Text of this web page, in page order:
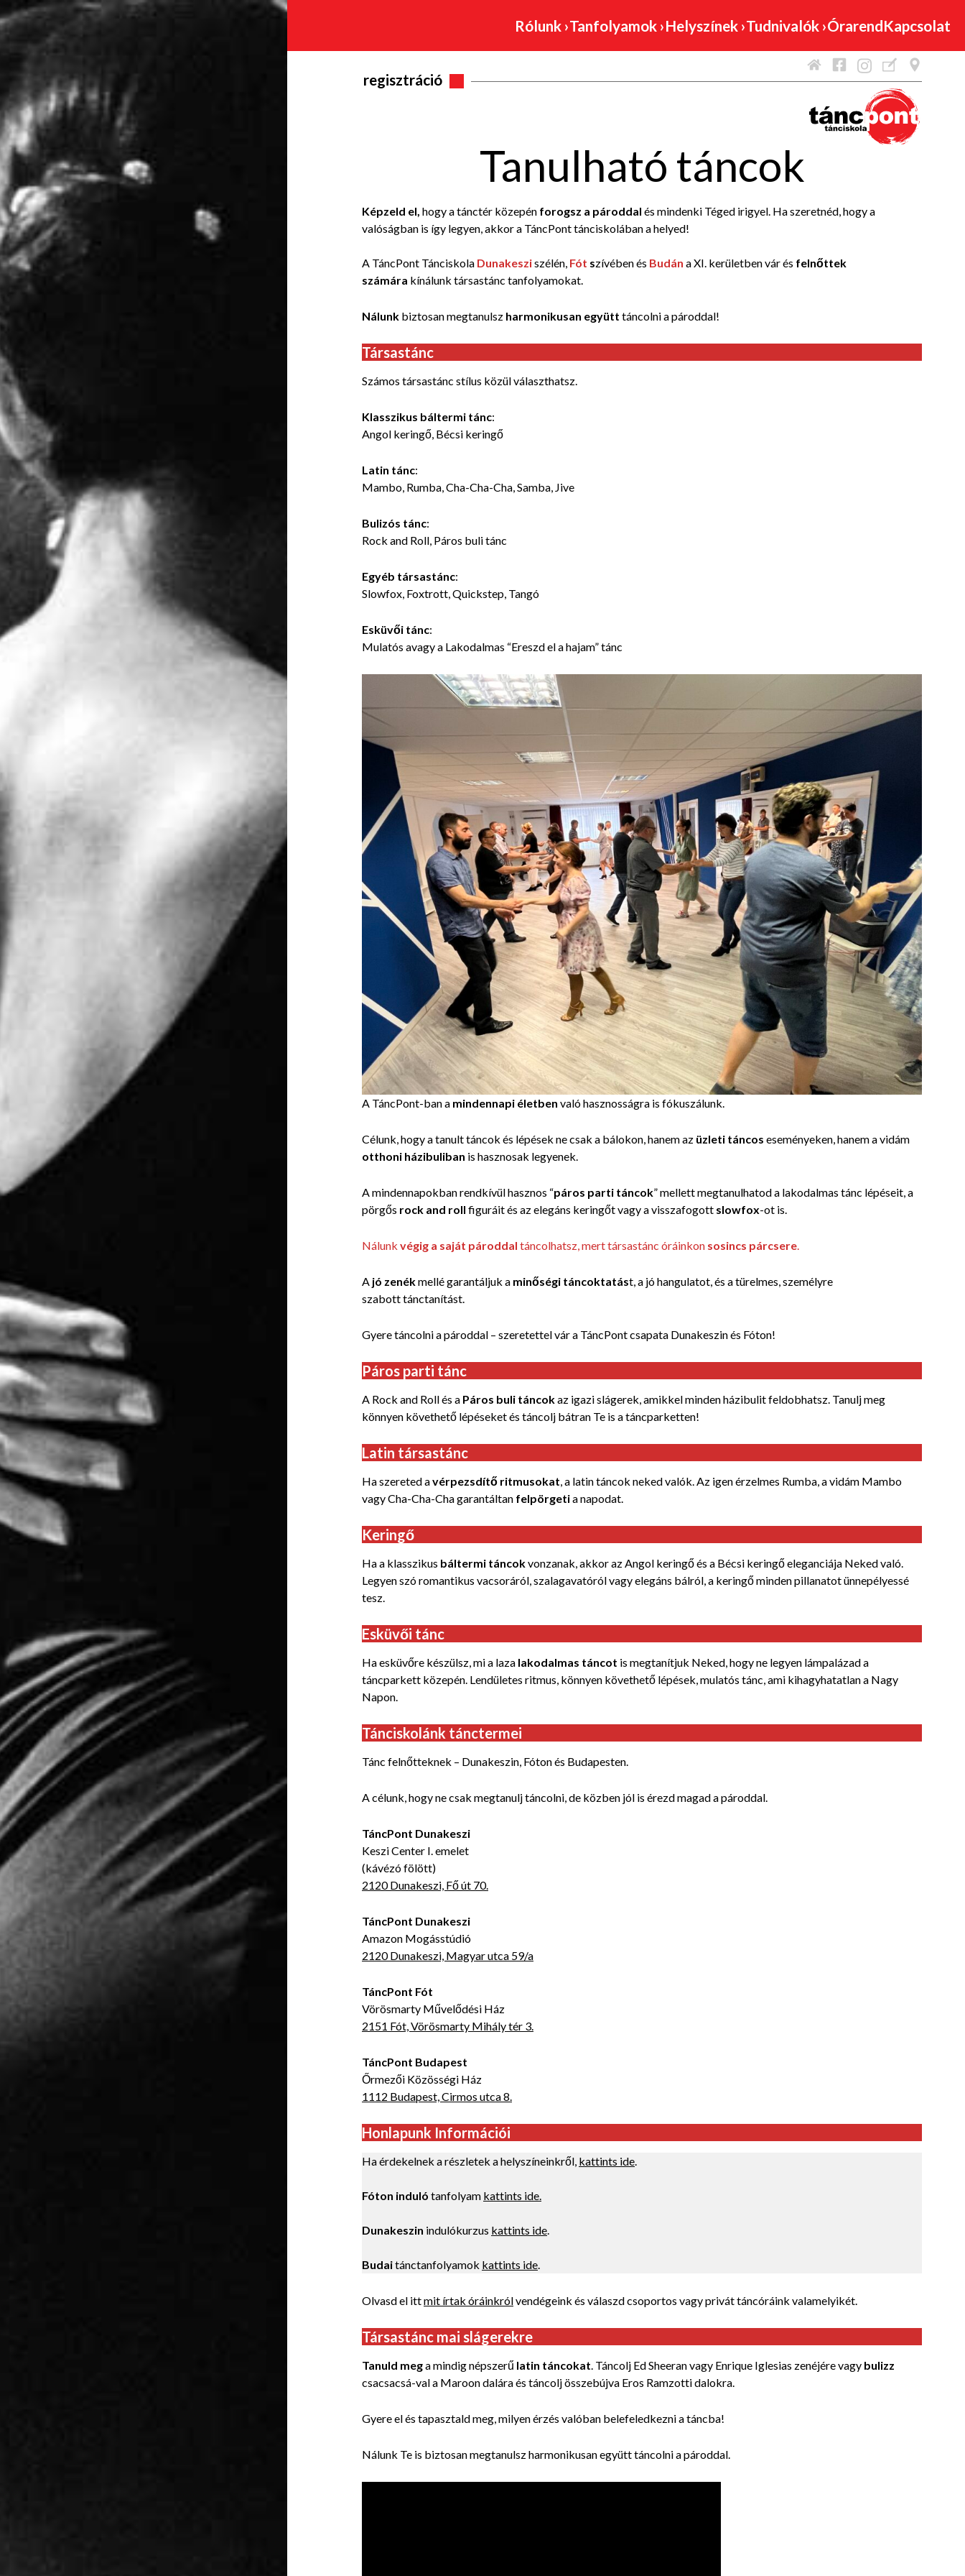
Rólunk ›Tanfolyamok ›Helyszínek ›Tudnivalók ›ÓrarendKapcsolat
regisztráció
Tanulható táncok
Képzeld el, hogy a tánctér közepén forogsz a pároddal és mindenki Téged irigyel. Ha szeretnéd, hogy a
valóságban is így legyen, akkor a TáncPont tánciskolában a helyed!
A TáncPont Tánciskola Dunakesziszélén, Fót szívében és Budán a XI. kerületben vár és felnőttek
számára kínálunk társastánc tanfolyamokat.
Nálunk biztosan megtanulsz harmonikusan együtt táncolni a pároddal!
Társastánc
Számos társastánc stílus közül választhatsz.
Klasszikus báltermi tánc:
Angol keringő, Bécsi keringő
Latin tánc:
Mambo, Rumba, Cha-Cha-Cha, Samba, Jive
Bulizós tánc:
Rock and Roll, Páros buli tánc
Egyéb társastánc:
Slowfox, Foxtrott, Quickstep, Tangó
Esküvői tánc:
Mulatós avagy a Lakodalmas “Ereszd el a hajam” tánc
A TáncPont-ban a mindennapi életben való hasznosságra is fókuszálunk.
Célunk, hogy a tanult táncok és lépések ne csak a bálokon, hanem az üzleti táncos eseményeken, hanem a vidám
otthoni házibuliban is hasznosak legyenek.
A mindennapokban rendkívül hasznos “páros parti táncok” mellett megtanulhatod a lakodalmas tánc lépéseit, a
pörgős rock and roll figuráit és az elegáns keringőt vagy a visszafogott slowfox-ot is.
Nálunk végig a saját pároddal táncolhatsz, mert társastánc óráinkon sosincs párcsere.
A jó zenékmellé garantáljuk a minőségi táncoktatást, a jó hangulatot, és a türelmes, személyre
szabott tánctanítást.
Gyere táncolni a pároddal – szeretettel vár a TáncPont csapata Dunakeszin és Fóton!
Páros parti tánc
A Rock and Roll és a Páros buli táncokaz igazi slágerek, amikkel minden házibulit feldobhatsz. Tanulj meg
könnyen követhető lépéseket és táncolj bátran Te is a táncparketten!
Latin társastánc
Ha szereted avérpezsdítő ritmusokat, a latin táncok neked valók. Az igen érzelmes Rumba, a vidám Mambo
vagy Cha-Cha-Cha garantáltan felpörgetia napodat.
Keringő
Ha a klasszikus báltermi táncokvonzanak, akkor az Angol keringő és a Bécsi keringő eleganciája Neked való.
Legyen szó romantikus vacsoráról, szalagavatóról vagy elegáns bálról, a keringő minden pillanatot ünnepélyessé
tesz.
Esküvői tánc
Ha esküvőre készülsz, mi a laza lakodalmas táncot is megtanítjuk Neked, hogy ne legyen lámpalázad a
táncparkett közepén. Lendületes ritmus, könnyen követhető lépések, mulatós tánc, ami kihagyhatatlan a Nagy
Napon.
Tánciskolánk tánctermei
Tánc felnőtteknek – Dunakeszin, Fóton és Budapesten.
A célunk, hogy ne csak megtanulj táncolni, de közben jól is érezd magad a pároddal.
TáncPont Dunakeszi
Keszi Center I. emelet
(kávézó fölött)
2120 Dunakeszi, Fő út 70.
TáncPont Dunakeszi
Amazon Mogásstúdió
2120 Dunakeszi, Magyar utca 59/a
TáncPont Fót
Vörösmarty Művelődési Ház
2151 Fót, Vörösmarty Mihály tér 3.
TáncPont Budapest
Őrmezői Közösségi Ház
1112 Budapest, Cirmos utca 8.
Honlapunk Információi
Ha érdekelnek a részletek a helyszíneinkről, kattints ide.
Fóton induló tanfolyam kattints ide.
Dunakeszin indulókurzus kattints ide.
Budaitánctanfolyamok kattints ide.
Olvasd el ittmit írtak óráinkrólvendégeink és válaszd csoportos vagy privát táncóráink valamelyikét.
Társastánc mai slágerekre
Tanuld mega mindig népszerű latin táncokat. Táncolj Ed Sheeran vagy Enrique Iglesias zenéjére vagy bulizz
csacsacsá-val a Maroon dalára és táncolj összebújva Eros Ramzotti dalokra.
Gyere el és tapasztald meg, milyen érzés valóban belefeledkezni a táncba!
Nálunk Te is biztosan megtanulsz harmonikusan együtt táncolni a pároddal.